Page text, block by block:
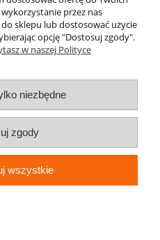
O NAS
przez nas
sklepu lub dostosować użycie
opcję "Dostosuj zgody".
w naszej Polityce
niezbędne
zgody
wszystkie